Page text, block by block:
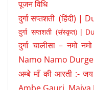
पूजन विधि
दुर्गा सप्तशती (हिंदी)
दुर्गा सप्तशती (संस्कृत) |
दुर्गा चालीसा – नमो
Namo Namo
अम्बे माँ की आरती :- जय